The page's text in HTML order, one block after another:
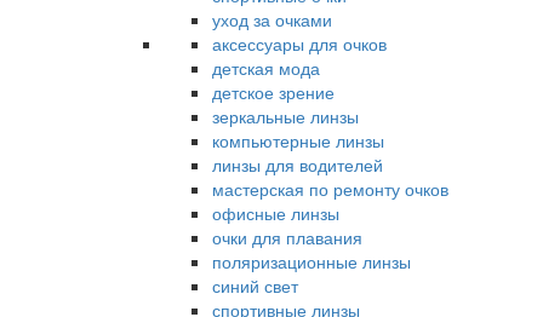
уход за очками
аксессуары для очков
детская мода
детское зрение
зеркальные линзы
компьютерные линзы
линзы для водителей
мастерская по ремонту очков
офисные линзы
очки для плавания
поляризационные линзы
синий свет
спортивные линзы